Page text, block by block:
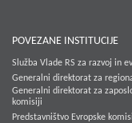
POVEZANE INSTITUCIJE
Služba Vlade RS za razvoj in
Generalni direktorat za
Generalni direktorat za
komisiji
Predstavništvo Evropske